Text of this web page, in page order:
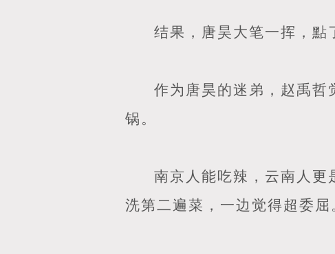
结果，唐昊大笔一挥，點
作为唐昊的迷弟，赵禹哲
锅。
南京人能吃辣，云南人更
洗第二遍菜，一边觉得超委屈